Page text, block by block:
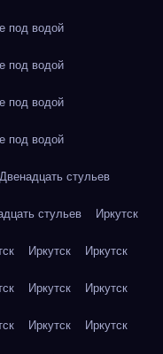
под водой
под водой
под водой
под водой
стульев
стульев Иркутск
Иркутск Иркутск
Иркутск Иркутск
Иркутск Иркутск